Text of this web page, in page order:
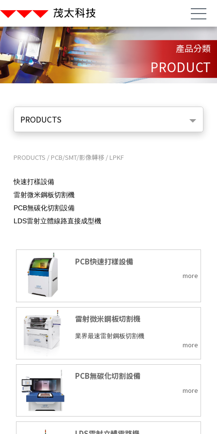
產品分類
PRODUCT
PRODUCTS
PRODUCTS / PCB/SMT/影像轉移 / LPKF
快速打樣設備
雷射微米鋼板切割機
PCB無碳化切割設備
LDS雷射立體線路直接成型機
PCB快速打樣設備
more
雷射微米鋼板切割機
業界最速雷射鋼板切割機
more
PCB無碳化切割設備
more